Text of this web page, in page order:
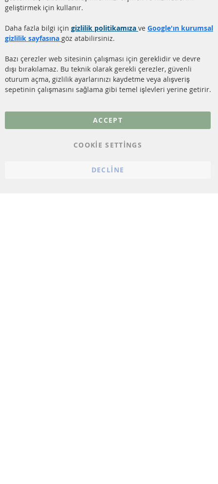
DİZEL PARTİKÜL FİLTRESİ
KATALİZÖR (KAT)
SSS
Gönderim ücreti
Daha fazla link
Veri koruma
Genel Çalışma Koşulları
geliştirmek için kullanır.
Daha fazla bilgi için gizlilik politikamıza ve Google'ın kurumsal
gizlilik sayfasına göz atabilirsiniz.
Bazı çerezler web sitesinin çalışması için gereklidir ve devre
dışı bırakılamaz. Bu teknik olarak gerekli çerezler, güvenli
oturum açma, gizlilik ayarlarınızı kaydetme veya alışveriş
sepetinin çalışmasını sağlama gibi temel işlevleri yerine getirir.
ACCEPT
COOKIE SETTINGS
DECLINE